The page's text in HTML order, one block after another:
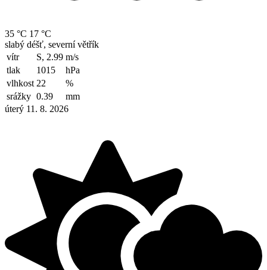
35 °C 17 °C
slabý déšť, severní větřík
vítr
S, 2.99 m/s
tlak
1015
hPa
vlhkost 22
%
srážky 0.39
mm
úterý 11. 8. 2026